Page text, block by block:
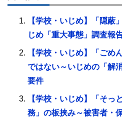
【学校・いじめ】「隠蔽
じめ「重大事態」調査報
【学校・いじめ】「ごめ
ではない～いじめの「解
要件
【学校・いじめ】「そっ
務」の板挟み～被害者・